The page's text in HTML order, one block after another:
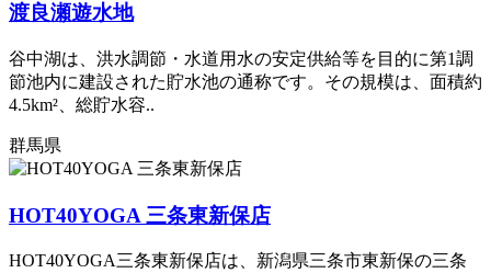
渡良瀬遊水地
谷中湖は、洪水調節・水道用水の安定供給等を目的に第1調
節池内に建設された貯水池の通称です。その規模は、面積約
4.5km²、総貯水容..
群馬県
HOT40YOGA 三条東新保店
HOT40YOGA三条東新保店は、新潟県三条市東新保の三条